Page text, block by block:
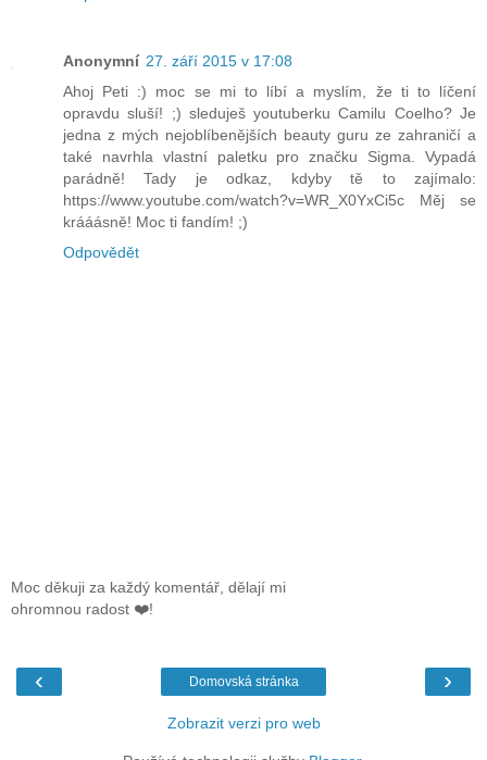
Anonymní 27. září 2015 v 17:08
Ahoj Peti :) moc se mi to líbí a myslím, že ti to líčení
opravdu sluší! ;) sleduješ youtuberku Camilu Coelho? Je
jedna z mých nejoblíbenějších beauty guru ze zahraničí a
také navrhla vlastní paletku pro značku Sigma. Vypadá
parádně! Tady je odkaz, kdyby tě to zajímalo:
https://www.youtube.com/watch?v=WR_X0YxCi5c Měj se
krááásně! Moc ti fandím! ;)
Odpovědět
Moc děkuji za každý komentář, dělají mi
ohromnou radost ❤️!
‹ ›
Domovská stránka
Zobrazit verzi pro web